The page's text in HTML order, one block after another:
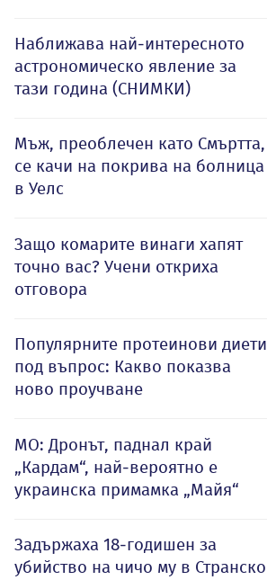
Наближава най-интересното
астрономическо явление за
тази година (СНИМКИ)
Мъж, преоблечен като Смъртта,
се качи на покрива на болница
в Уелс
Защо комарите винаги хапят
точно вас? Учени откриха
отговора
Популярните протеинови диети
под въпрос: Какво показва
ново проучване
МО: Дронът, паднал край
„Кардам“, най-вероятно е
украинска примамка „Майя“
Задържаха 18-годишен за
убийство на чичо му в Странско